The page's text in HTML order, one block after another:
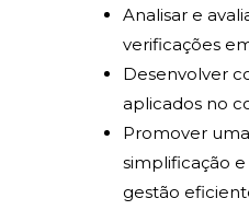
Analisar e
verificações
Desenvolver
aplicados no
Promover
simplificação
gestão